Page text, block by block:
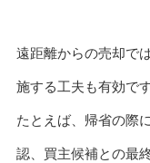
遠距離からの売却で
施する工夫も有効です
たとえば、帰省の際
認、買主候補との最